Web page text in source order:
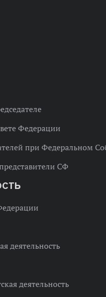
Федерации
при Федеральном
СФ
деятельность
деятельность